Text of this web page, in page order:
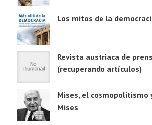
Los mitos de la
Revista austriaca de
(recuperando artículos)
Mises, el
Mises